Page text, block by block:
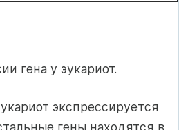
гена у эукариот.
экспрессируется
гены находятся в